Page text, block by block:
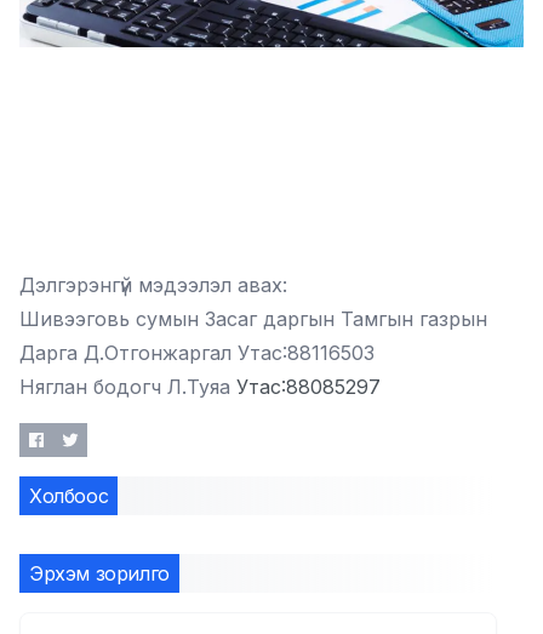
Дэлгэрэнгүй мэдээлэл авах:
Шивээговь сумын Засаг даргын Тамгын газрын
Дарга Д.Отгонжаргал Утас:88116503
Няглан бодогч Л.Туяа Утас:88085297
Холбоос
Эрхэм зорилго